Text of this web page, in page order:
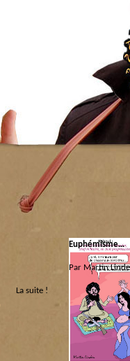
La suite !
Euphémisme…
Par Martin
Catégorie :
Allah là|
Politique